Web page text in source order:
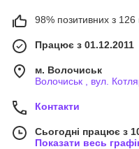
98% позитивних з 126
Працює з 01.12.2011
м. Волочиськ
Волочиськ , вул.
Контакти
Сьогодні працює з
Показати весь